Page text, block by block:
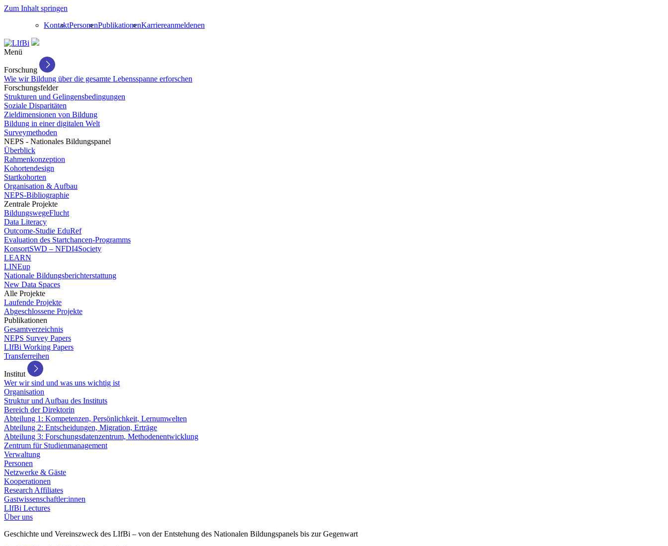
Zum Inhalt springen
KontaktPersonenPublikationenKarriereanmeldenen
Menü
Forschung
Wie wir Bildung über die gesamte Lebensspanne erforschen
Forschungsfelder
Strukturen und Gelingensbedingungen
Soziale Disparitäten
Zieldimensionen von Bildung
Bildung in einer digitalen Welt
Surveymethoden
NEPS - Nationales Bildungspanel
Überblick
Rahmenkonzeption
Kohortendesign
Startkohorten
Organisation & Aufbau
NEPS-Bibliographie
Zentrale Projekte
BildungswegeFlucht
Data Literacy
Outcome-Studie EduRef
Evaluation des Startchancen-Programms
KonsortSWD – NFDI4Society
LEARN
LINEup
Nationale Bildungsberichterstattung
New Data Spaces
Alle Projekte
Laufende Projekte
Abgeschlossene Projekte
Publikationen
Gesamtverzeichnis
NEPS Survey Papers
LIfBi Working Papers
Transferreihen
Institut
Wer wir sind und was uns wichtig ist
Organisation
Struktur und Aufbau des Instituts
Bereich der Direktorin
Abteilung 1: Kompetenzen, Persönlichkeit, Lernumwelten
Abteilung 2: Entscheidungen, Migration, Erträge
Abteilung 3: Forschungsdatenzentrum, Methodenentwicklung
Zentrum für Studienmanagement
Verwaltung
Personen
Netzwerke & Gäste
Kooperationen
Research Affiliates
Gastwissenschaftler:innen
LIfBi Lectures
Über uns
Geschichte und Vereinszweck des LIfBi – von der Entstehung des Nationalen Bildungspanels bis zur Gegenwart